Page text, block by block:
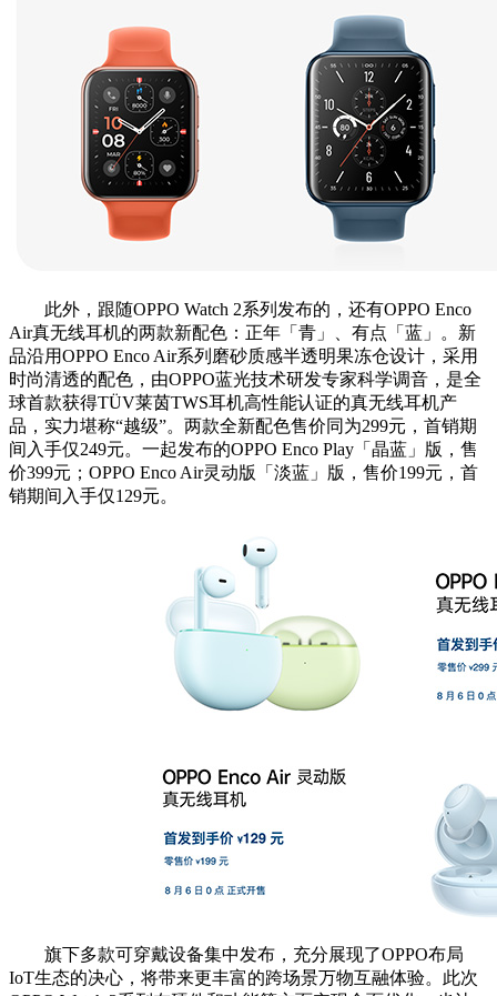
此外，跟随OPPO Watch 2系列发布的，还有OPPO Enco
Air真无线耳机的两款新配色：正年「青」、有点「蓝」。新
品沿用OPPO Enco Air系列磨砂质感半透明果冻仓设计，采用
时尚清透的配色，由OPPO蓝光技术研发专家科学调音，是全
球首款获得TÜV莱茵TWS耳机高性能认证的真无线耳机产
品，实力堪称“越级”。两款全新配色售价同为299元，首销期
间入手仅249元。一起发布的OPPO Enco Play「晶蓝」版，售
价399元；OPPO Enco Air灵动版「淡蓝」版，售价199元，首
销期间入手仅129元。
旗下多款可穿戴设备集中发布，充分展现了OPPO布局
IoT生态的决心，将带来更丰富的跨场景万物互融体验。此次